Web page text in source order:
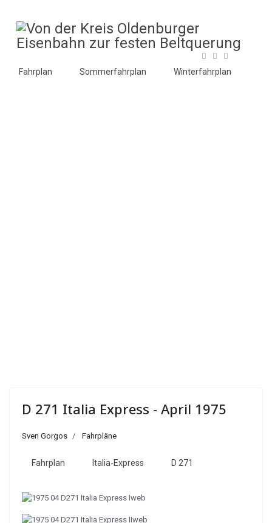
Fahrplan Sommerfahrplan Winterfahrplan
D 271 Italia Express - April 1975
Sven Gorgos Fahrpläne
Fahrplan Italia-Express D 271